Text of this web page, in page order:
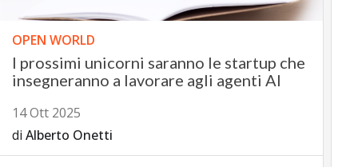
OPEN WORLD
I prossimi unicorni saranno le startup che
insegneranno a lavorare agli agenti AI
14 Ott 2025
di Alberto Onetti